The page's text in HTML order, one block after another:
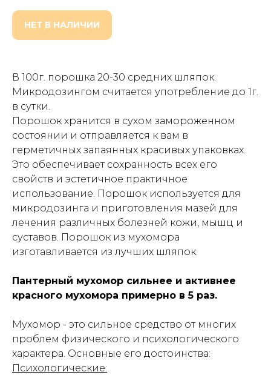
НЕТ В НАЛИЧИИ
В 100г. порошка 20-30 средних шляпок.
Микродозингом считается употребление до 1г.
в сутки.
Порошок хранится в сухом замороженном
состоянии и отправляется к вам в
герметичных запаянных красивых упаковках.
Это обеспечивает сохранность всех его
свойств и эстетичное практичное
использование. Порошок используется для
микродозинга и приготовления мазей для
лечения различных болезней кожи, мышц и
суставов. Порошок из мухомора
изготавливается из лучших шляпок.
Пантерный мухомор сильнее и активнее
красного мухомора примерно в 5 раз.
Мухомор - это сильное средство от многих
проблем физического и психологического
характера. Основные его достоинства:
Психологические: